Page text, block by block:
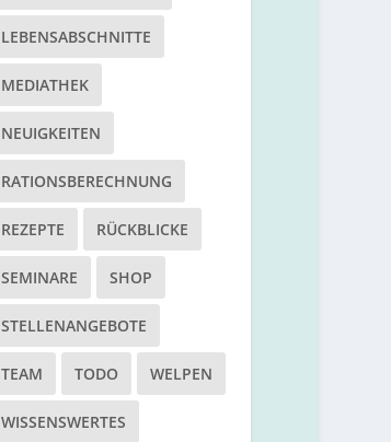
LEBENSABSCHNITTE
MEDIATHEK
NEUIGKEITEN
RATIONSBERECHNUNG
REZEPTE RÜCKBLICKE
SEMINARE SHOP
STELLENANGEBOTE
TEAM TODO WELPEN
WISSENSWERTES